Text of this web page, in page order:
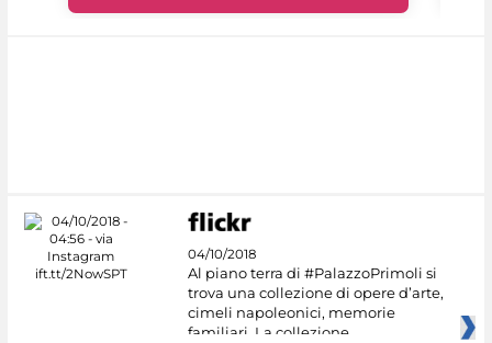
04/10/2018
Al piano terra di #PalazzoPrimoli si
trova una collezione di opere d’arte,
cimeli napoleonici, memorie
familiari. La collezione